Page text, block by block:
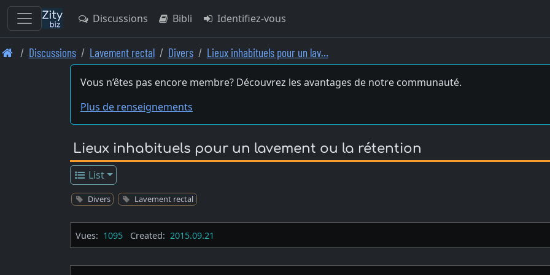
Skip
Discussions Bibli Identifiez-vous
Discussions Lavement rectal Divers Lieux inhabituels pour un lav…
Vous n’êtes pas encore membre? Découvrez les avantages de notre communauté.
Plus de renseignements
Lieux inhabituels pour un lavement ou la rétention
List
Divers Lavement rectal
Vues: 1095 Created: 2015.09.21